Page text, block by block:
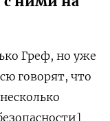
Греф, но уже
говорят, что